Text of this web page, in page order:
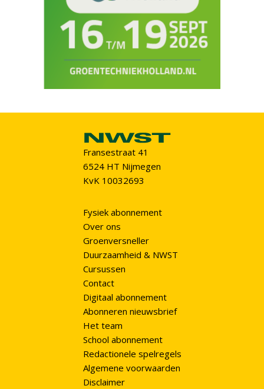
Fransestraat 41
6524 HT Nijmegen
KvK 10032693
Fysiek abonnement
Over ons
Groenversneller
Duurzaamheid & NWST
Cursussen
Contact
Digitaal abonnement
Abonneren nieuwsbrief
Het team
School abonnement
Redactionele spelregels
Algemene voorwaarden
Disclaimer